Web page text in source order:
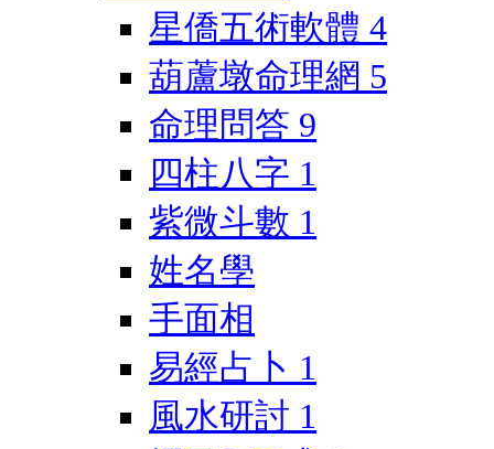
星僑五術軟體 4
葫蘆墩命理網 5
命理問答 9
四柱八字 1
紫微斗數 1
姓名學
手面相
易經占卜 1
風水研討 1